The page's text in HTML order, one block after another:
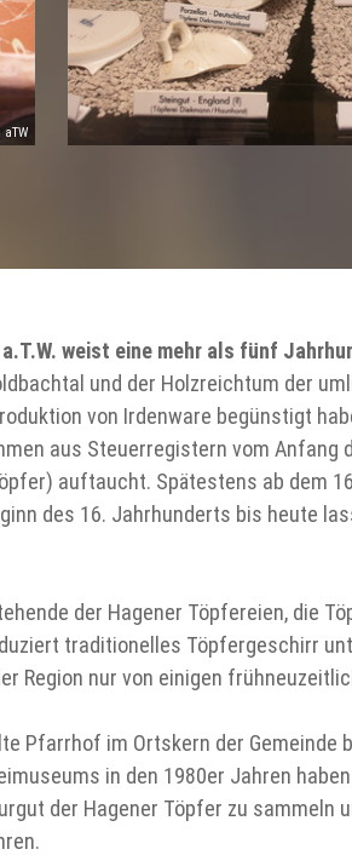
weist eine mehr als fünf
und der Holzreichtum der
von Irdenware begünstigt
aus Steuerregistern vom
auftaucht. Spätestens ab dem
des 16. Jahrhunderts bis heute
der Hagener Töpfereien, die
traditionelles Töpfergeschirr
Region nur von einigen
Pfarrhof im Ortskern der
in den 1980er Jahren
der Hagener Töpfer zu